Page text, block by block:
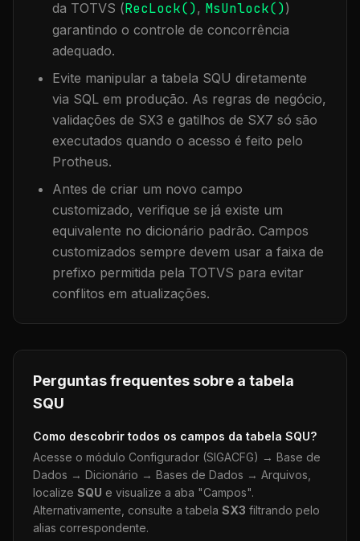
da TOTVS (RecLock(), MsUnlock())
garantindo o controle de concorrência
adequado.
Evite manipular a tabela SQU diretamente
via SQL em produção. As regras de negócio,
validações de SX3 e gatilhos de SX7 só são
executados quando o acesso é feito pelo
Protheus.
Antes de criar um novo campo
customizado, verifique se já existe um
equivalente no dicionário padrão. Campos
customizados sempre devem usar a faixa de
prefixo permitida pela TOTVS para evitar
conflitos em atualizações.
Perguntas frequentes sobre a tabela
SQU
Como descobrir todos os campos da tabela SQU?
Acesse o módulo Configurador (SIGACFG) → Base de
Dados → Dicionário → Bases de Dados → Arquivos,
localize SQU e visualize a aba "Campos".
Alternativamente, consulte a tabela SX3 filtrando pelo
alias correspondente.